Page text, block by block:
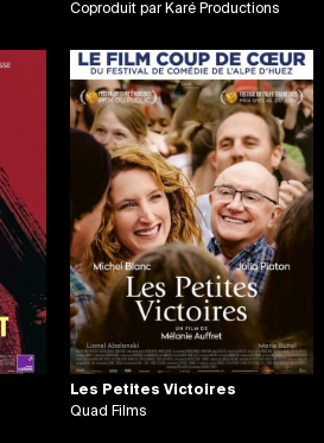
Coproduit par Karé Productions
Les Petites Victoires
Quad Films